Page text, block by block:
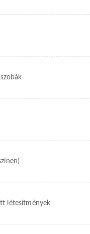
létesítmények